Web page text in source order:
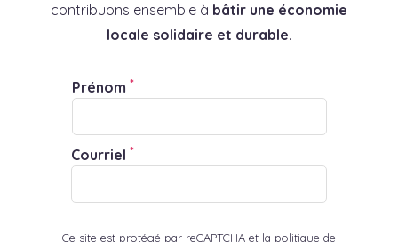
contribuons ensemble à bâtir une économie
locale solidaire et durable.
Prénom *
Courriel *
Ce site est protégé par reCAPTCHA et la politique de